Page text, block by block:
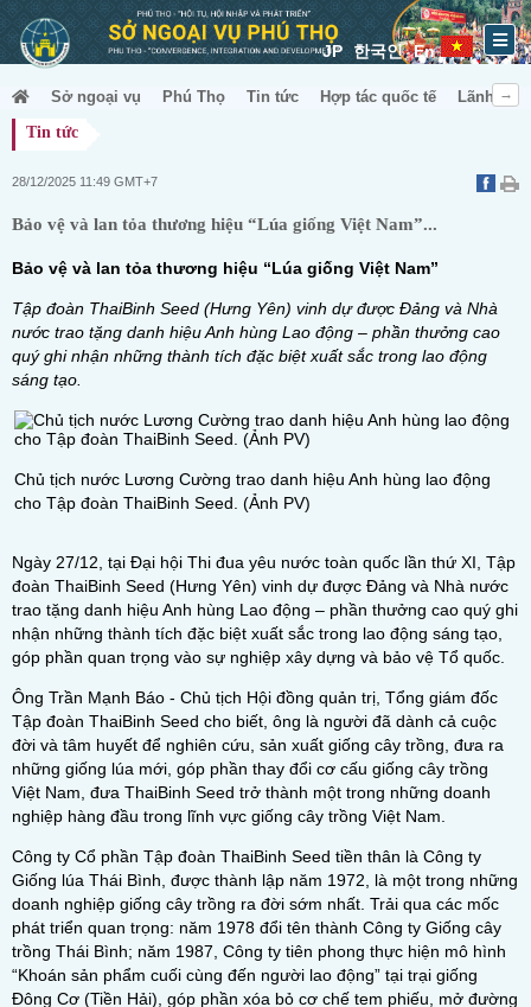
JP 한국인 En
Sở ngoại vụ Phú Thọ Tin tức Hợp tác quốc tế
Lãnh sự
Tin tức
28/12/2025 11:49 GMT+7
Bảo vệ và lan tỏa thương hiệu “Lúa giống Việt Nam”...
Bảo vệ và lan tỏa thương hiệu “Lúa giống Việt Nam”
Tập đoàn ThaiBinh Seed (Hưng Yên) vinh dự được Đảng và Nhà
nước trao tặng danh hiệu Anh hùng Lao động – phần thưởng cao
quý ghi nhận những thành tích đặc biệt xuất sắc trong lao động
sáng tạo.
Chủ tịch nước Lương Cường trao danh hiệu Anh hùng lao động
cho Tập đoàn ThaiBinh Seed. (Ảnh PV)
Ngày 27/12, tại Đại hội Thi đua yêu nước toàn quốc lần thứ XI, Tập
đoàn ThaiBinh Seed (Hưng Yên) vinh dự được Đảng và Nhà nước
trao tặng danh hiệu Anh hùng Lao động – phần thưởng cao quý ghi
nhận những thành tích đặc biệt xuất sắc trong lao động sáng tạo,
góp phần quan trọng vào sự nghiệp xây dựng và bảo vệ Tổ quốc.
Ông Trần Mạnh Báo - Chủ tịch Hội đồng quản trị, Tổng giám đốc
Tập đoàn ThaiBinh Seed cho biết, ông là người đã dành cả cuộc
đời và tâm huyết để nghiên cứu, sản xuất giống cây trồng, đưa ra
những giống lúa mới, góp phần thay đổi cơ cấu giống cây trồng
Việt Nam, đưa ThaiBinh Seed trở thành một trong những doanh
nghiệp hàng đầu trong lĩnh vực giống cây trồng Việt Nam.
Công ty Cổ phần Tập đoàn ThaiBinh Seed tiền thân là Công ty
Giống lúa Thái Bình, được thành lập năm 1972, là một trong những
doanh nghiệp giống cây trồng ra đời sớm nhất. Trải qua các mốc
phát triển quan trọng: năm 1978 đổi tên thành Công ty Giống cây
trồng Thái Bình; năm 1987, Công ty tiên phong thực hiện mô hình
“Khoán sản phẩm cuối cùng đến người lao động” tại trại giống
Đông Cơ (Tiền Hải), góp phần xóa bỏ cơ chế tem phiếu, mở đường